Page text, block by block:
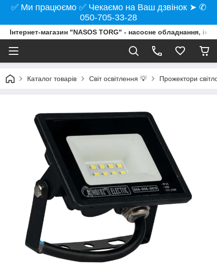
✅ Ми працюємо ✅ Чекаємо на Ваш дзвінок ➤ ✆
050-705-33-28
Інтернет-магазин "NASOS TORG" - насосне обладнання,
Каталог товарів Світ освітлення 💡 Прожектори